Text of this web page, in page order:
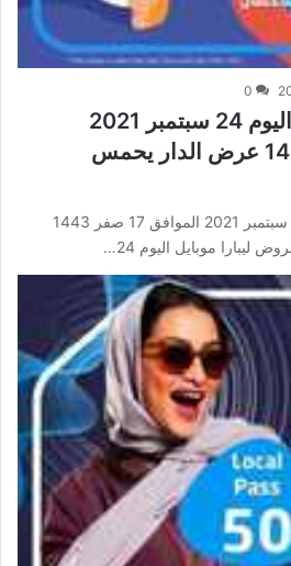
0
عروض ليبارا موبايل اليوم 24 سبتمبر 2021
الموافق 17 صفر 1443 عرض الدار يحمس
عروض ليبارا موبايل اليوم 24 سبتمبر 2021 الموافق 17 صفر 1443
موبايل اليوم 24…